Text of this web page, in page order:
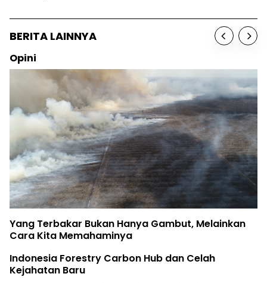
BERITA LAINNYA
Opini
Yang Terbakar Bukan Hanya Gambut, Melainkan
Cara Kita Memahaminya
Indonesia Forestry Carbon Hub dan Celah
Kejahatan Baru